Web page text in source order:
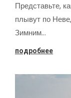
Представьте,
плывут по
Зимним…
подробнее